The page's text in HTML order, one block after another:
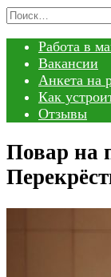
Перейти
содержанию
Search
Работа в
Вакансии
Анкета на
Как
Отзывы
Повар на